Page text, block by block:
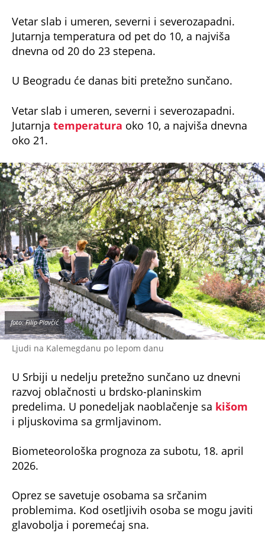
Vetar slab i umeren, severni i severozapadni.
Jutarnja temperatura od pet do 10, a najviša
dnevna od 20 do 23 stepena.
U Beogradu će danas biti pretežno sunčano.
Vetar slab i umeren, severni i severozapadni.
Jutarnja temperatura oko 10, a najviša dnevna
oko 21.
Ljudi na Kalemegdanu po lepom danu
foto: Filip Plavčić
U Srbiji u nedelju pretežno sunčano uz dnevni
razvoj oblačnosti u brdsko-planinskim
predelima. U ponedeljak naoblačenje sa kišom
i pljuskovima sa grmljavinom.
Biometeorološka prognoza za subotu, 18. april
2026.
Oprez se savetuje osobama sa srčanim
problemima. Kod osetlјivih osoba se mogu javiti
glavobolјa i poremećaj sna.